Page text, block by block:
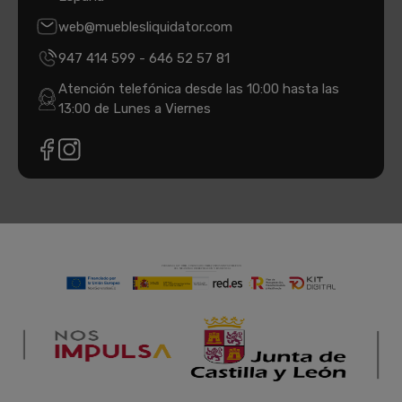
web@mueblesliquidator.com
947 414 599 - 646 52 57 81
Atención telefónica desde las 10:00 hasta las
13:00 de Lunes a Viernes